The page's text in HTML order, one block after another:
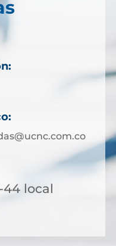
44 local